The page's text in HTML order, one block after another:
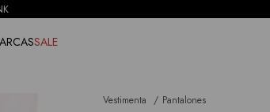
SALE
Vestimenta Pantalones